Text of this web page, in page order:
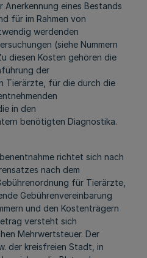
Anerkennung eines Bestands
für im Rahmen von
werdenden
(siehe Nummern
diesen Kosten gehören die
der
Tierärzte, für die durch die
in den
benötigten Diagnostika.
richtet sich nach
nach dem
für Tierärzte,
Gebührenvereinbarung
und den Kostenträgern
versteht sich
Mehrwertsteuer. Der
der kreisfreien Stadt, in